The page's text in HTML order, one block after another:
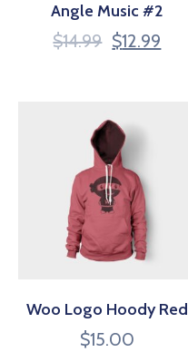
Angle Music #2
$14.99 $12.99
Woo Logo Hoody Red
$15.00